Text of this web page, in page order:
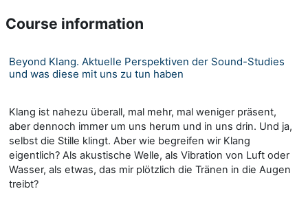
Course information
Beyond Klang. Aktuelle Perspektiven der Sound-Studies
und was diese mit uns zu tun haben
Klang ist nahezu überall, mal mehr, mal weniger präsent,
aber dennoch immer um uns herum und in uns drin. Und ja,
selbst die Stille klingt. Aber wie begreifen wir Klang
eigentlich? Als akustische Welle, als Vibration von Luft oder
Wasser, als etwas, das mir plötzlich die Tränen in die Augen
treibt?